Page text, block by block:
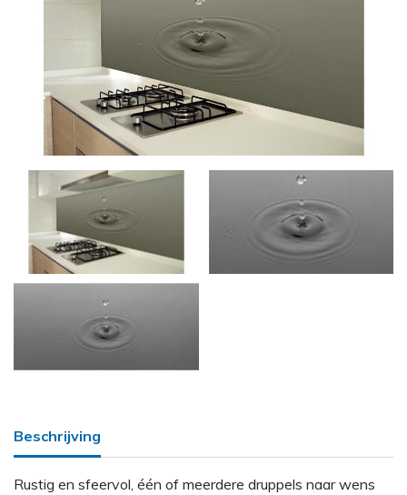
Beschrijving
Rustig en sfeervol, één of meerdere druppels naar wens